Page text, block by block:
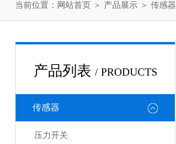
当前位置： 网站首页 ＞ 产品展示 ＞ 传感器
产品列表 / PRODUCTS
传感器
压力开关